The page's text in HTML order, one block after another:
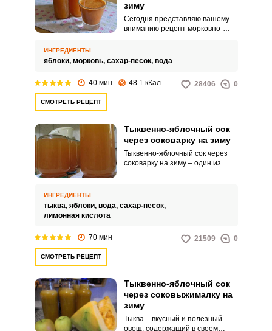
зиму
Сегодня представляю вашему
вниманию рецепт морковно-
Домашний сок из моркови и
натуральным без
использования соковыжималки.
ИНГРЕДИЕНТЫ
яблоки, морковь, сахар-песок, вода
40 мин 48.1 кКал 28406 0
СМОТРЕТЬ РЕЦЕПТ
Тыквенно-яблочный сок
через соковарку на зиму
Тыквенно-яблочный сок через
соковарку на зиму – один из
и тыкву, сложить их в резервуар
для фруктов и овощей,
ИНГРЕДИЕНТЫ
тыква, яблоки, вода, сахар-песок,
лимонная кислота
70 мин 21509 0
СМОТРЕТЬ РЕЦЕПТ
Тыквенно-яблочный сок
через соковыжималку на
зиму
Тыква – вкусный и полезный
овощ, содержащий в своем